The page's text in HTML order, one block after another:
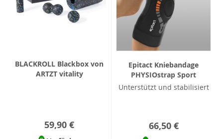
BLACKROLL Blackbox von
ARTZT vitality
59,90 €
Epitact Kniebandage
PHYSIOstrap Sport
Unterstützt und stabilisiert
66,50 €